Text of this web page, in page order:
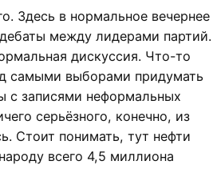
Здесь в нормальное вечернее
между лидерами партий.
дискуссия. Что-то
самыми выборами придумать
с записями неформальных
серьёзного, конечно, из
Стоит понимать, тут нефти
всего 4,5 миллиона